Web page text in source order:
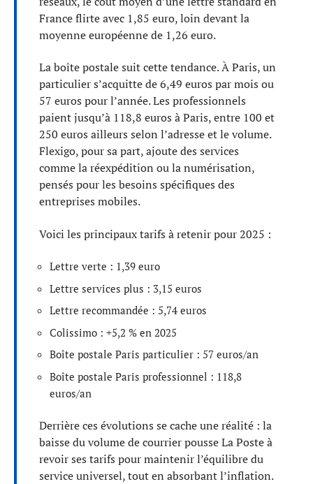
France flirte avec 1,85 euro, loin devant la
moyenne européenne de 1,26 euro.
La boîte postale suit cette tendance. À Paris, un
particulier s’acquitte de 6,49 euros par mois ou
57 euros pour l’année. Les professionnels
paient jusqu’à 118,8 euros à Paris, entre 100 et
250 euros ailleurs selon l’adresse et le volume.
Flexigo, pour sa part, ajoute des services
comme la réexpédition ou la numérisation,
pensés pour les besoins spécifiques des
entreprises mobiles.
Voici les principaux tarifs à retenir pour 2025 :
Lettre verte : 1,39 euro
Lettre services plus : 3,15 euros
Lettre recommandée : 5,74 euros
Colissimo : +5,2 % en 2025
Boîte postale Paris particulier : 57 euros/an
Boîte postale Paris professionnel : 118,8
euros/an
Derrière ces évolutions se cache une réalité : la
baisse du volume de courrier pousse La Poste à
revoir ses tarifs pour maintenir l’équilibre du
service universel, tout en absorbant l’inflation.